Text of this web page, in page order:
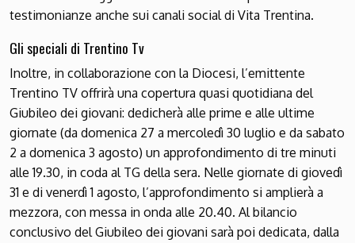
testimonianze anche sui canali social di Vita Trentina.
Gli speciali di Trentino Tv
Inoltre, in collaborazione con la Diocesi, l’emittente
Trentino TV offrirà una copertura quasi quotidiana del
Giubileo dei giovani: dedicherà alle prime e alle ultime
giornate (da domenica 27 a mercoledì 30 luglio e da sabato
2 a domenica 3 agosto) un approfondimento di tre minuti
alle 19.30, in coda al TG della sera. Nelle giornate di giovedì
31 e di venerdì 1 agosto, l’approfondimento si amplierà a
mezzora, con messa in onda alle 20.40. Al bilancio
conclusivo del Giubileo dei giovani sarà poi dedicata, dalla